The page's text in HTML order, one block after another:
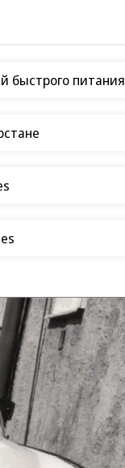
быстрого питания